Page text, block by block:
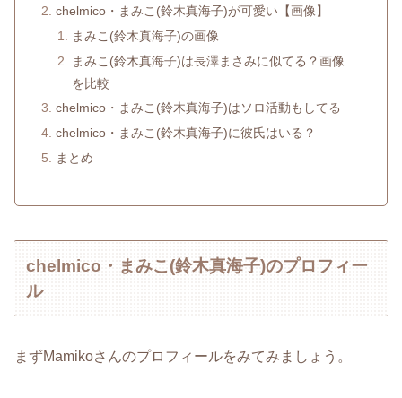
chelmico・まみこ(鈴木真海子)が可愛い【画像】
まみこ(鈴木真海子)の画像
まみこ(鈴木真海子)は長澤まさみに似てる？画像
を比較
chelmico・まみこ(鈴木真海子)はソロ活動もしてる
chelmico・まみこ(鈴木真海子)に彼氏はいる？
まとめ
chelmico・まみこ(鈴木真海子)のプロフィー
ル
まずMamikoさんのプロフィールをみてみましょう。